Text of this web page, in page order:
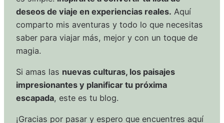
deseos de viaje en experiencias reales. Aquí
comparto mis aventuras y todo lo que necesitas
saber para viajar más, mejor y con un toque de
magia.
Si amas las nuevas culturas, los paisajes
impresionantes y planificar tu próxima
escapada, este es tu blog.
¡Gracias por pasar y espero que encuentres aquí